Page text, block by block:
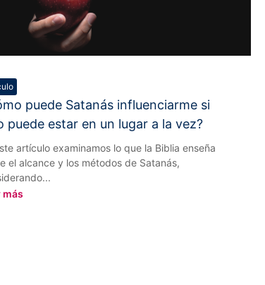
puede Satanás influenciarme si
puede estar en un lugar a la vez?
artículo examinamos lo que la Biblia enseña
el alcance y los métodos de Satanás,
más